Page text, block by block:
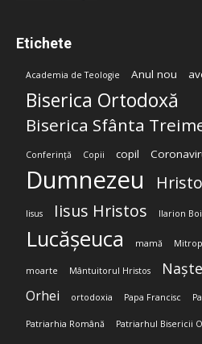
Etichete
Academia de Teologie Anul nou
Biserica Ortodoxă
Biserica Sfânta
Conferință Copii copil
Dumnezeu
Iisus Iisus Hristos Ilarion
Lucășeuca mamă
moarte Mântuitorul Hristos
Orhei ortodoxia Papa Francisc
Patriarhia Română Patriarhul Bisericii